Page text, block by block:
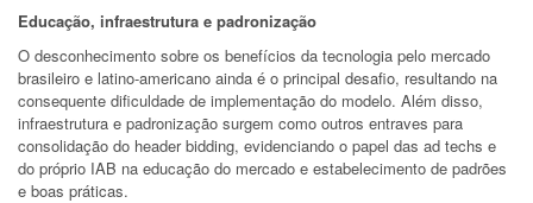
Educação, infraestrutura e padronização
O desconhecimento sobre os benefícios da tecnologia pelo mercado
brasileiro e latino-americano ainda é o principal desafio, resultando na
consequente dificuldade de implementação do modelo. Além disso,
infraestrutura e padronização surgem como outros entraves para
consolidação do header bidding, evidenciando o papel das ad techs e
do próprio IAB na educação do mercado e estabelecimento de padrões
e boas práticas.